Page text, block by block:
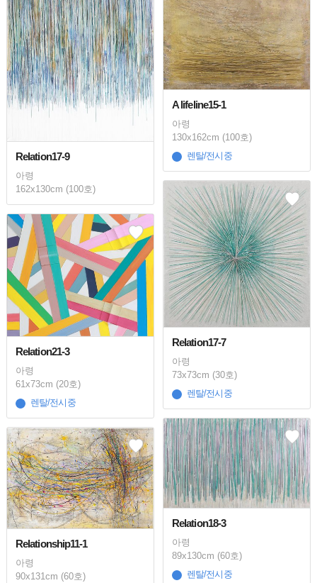
Relation17-9
아령
162x130cm (100호)
A lifeline15-1
아령
130x162cm (100호)
렌탈/전시중
Relation17-7
아령
73x73cm (30호)
렌탈/전시중
Relation21-3
아령
61x73cm (20호)
렌탈/전시중
Relation18-3
아령
89x130cm (60호)
렌탈/전시중
Relationship11-1
아령
90x131cm (60호)